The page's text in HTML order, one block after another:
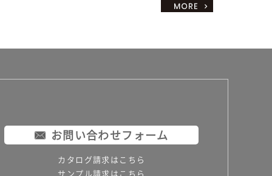
お問い合わせフォーム
カタログ請求はこちら
サンプル請求はこちら